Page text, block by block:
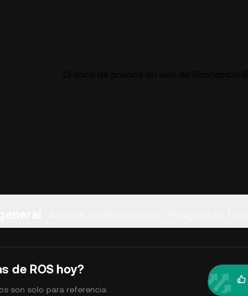
de ROS hoy?
son solo para referencia.